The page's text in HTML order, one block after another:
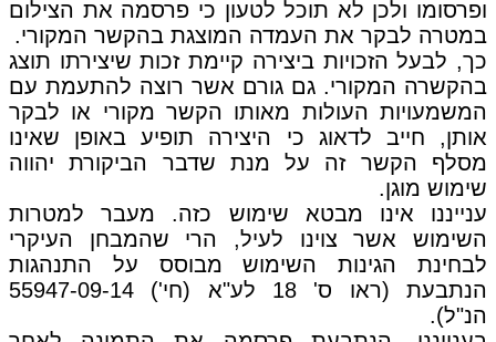
ופרסומו ולכן לא תוכל לטעון כי פרסמה את הצילום
במטרה לבקר את העמדה המוצגת בהקשר המקורי.
כך, לבעל הזכויות ביצירה קיימת זכות שיצירתו תוצג
בהקשרה המקורי. גם גורם אשר רוצה להתעמת עם
המשמעויות העולות מאותו הקשר מקורי או לבקר
אותן, חייב לדאוג כי היצירה תופיע באופן שאינו
מסלף הקשר זה על מנת שדבר הביקורת יהווה
שימוש מוגן.
ענייננו אינו מבטא שימוש כזה. מעבר למטרות
השימוש אשר צוינו לעיל, הרי שהמבחן העיקרי
לבחינת הגינות השימוש מבוסס על התנהגות
הנתבעת (ראו ס' 18 לע"א (חי') 55947-09-14
הנ"ל).